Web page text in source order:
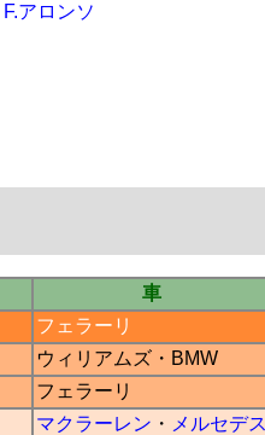
F.アロンソ
車
フェラーリ
ウィリアムズ ・ BMW
フェラーリ
マクラーレン ・ メルセデ